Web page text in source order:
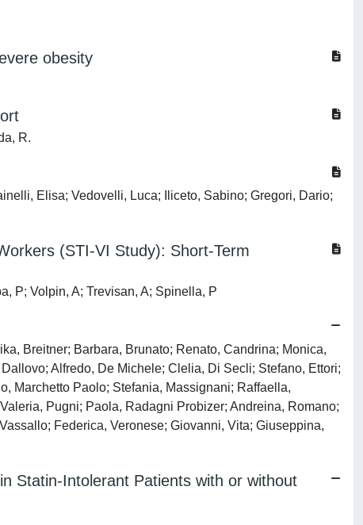
obesity
R.
Elisa; Vedovelli, Luca; Iliceto, Sabino; Gregori, Dario;
(STI-VI Study): Short-Term
P; Volpin, A; Trevisan, A; Spinella, P
Breitner; Barbara, Brunato; Renato, Candrina; Monica,
Alfredo, De Michele; Clelia, Di Secli; Stefano, Ettori;
Marchetto Paolo; Stefania, Massignani; Raffaella,
Pugni; Paola, Radagni Probizer; Andreina, Romano;
Federica, Veronese; Giovanni, Vita; Giuseppina,
Statin-Intolerant Patients with or without